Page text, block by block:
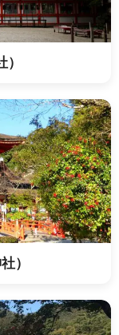
）